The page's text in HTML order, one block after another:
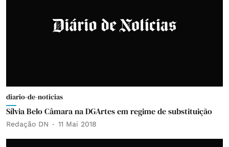
diario-de-noticias
Sílvia Belo Câmara na DGArtes em regime de substituição
Redação DN 11 Mai 2018